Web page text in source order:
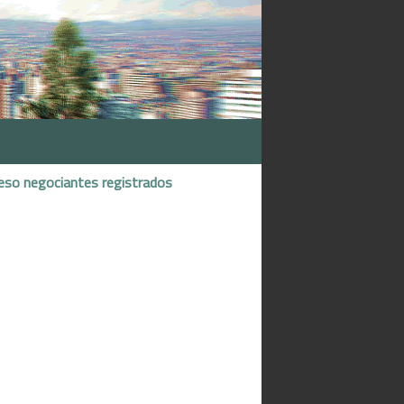
negociantes registrados